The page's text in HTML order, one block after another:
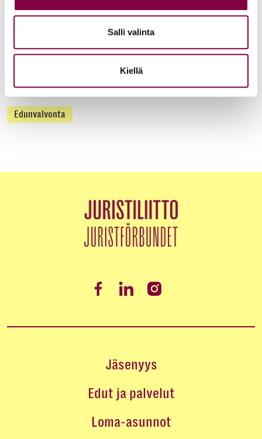
Salli valinta
Kiellä
Juristiliitto
Uutiset 12.6.2026
Akava, SAK ja STTK: Palkkavarmuus vahvistaa
kokonaisturvallisuutta
Edunvalvonta
Jäsenyys
Edut ja palvelut
Loma-asunnot